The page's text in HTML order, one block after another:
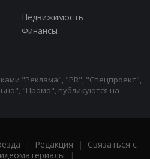
Недвижимость
Финансы
"Реклама", "PR", "Спецпроект",
"Промо", публикуются на
| Редакция | Связаться с
|